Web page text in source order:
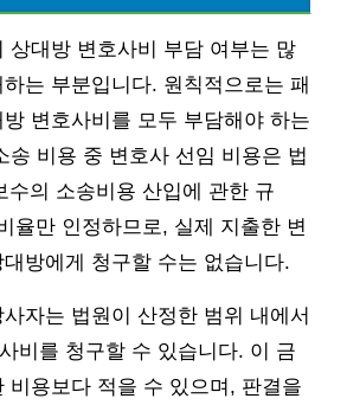
상대방 변호사비 부담 여부는 많
는 부분입니다. 원칙적으로는 패
변호사비를 모두 부담해야 하는
송 비용 중 변호사 선임 비용은 법
수의 소송비용 산입에 관한 규
율만 인정하므로, 실제 지출한 변
방에게 청구할 수는 없습니다.
자는 법원이 산정한 범위 내에서
비를 청구할 수 있습니다. 이 금
비용보다 적을 수 있으며, 판결을